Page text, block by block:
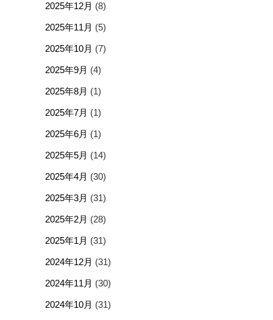
2025年12月 (8)
2025年11月 (5)
2025年10月 (7)
2025年9月 (4)
2025年8月 (1)
2025年7月 (1)
2025年6月 (1)
2025年5月 (14)
2025年4月 (30)
2025年3月 (31)
2025年2月 (28)
2025年1月 (31)
2024年12月 (31)
2024年11月 (30)
2024年10月 (31)